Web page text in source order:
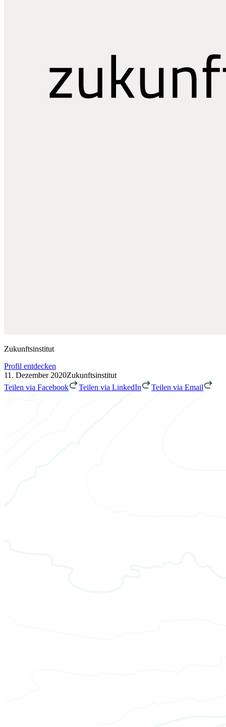
Zukunftsinstitut
Profil entdecken
11. Dezember 2020Zukunftsinstitut
Teilen via Facebook
Teilen via LinkedIn Teilen via Email